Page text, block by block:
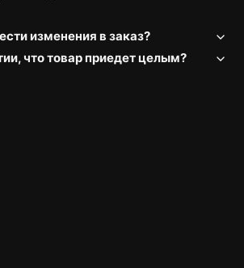
изменения в заказ?
что товар приедет целым?